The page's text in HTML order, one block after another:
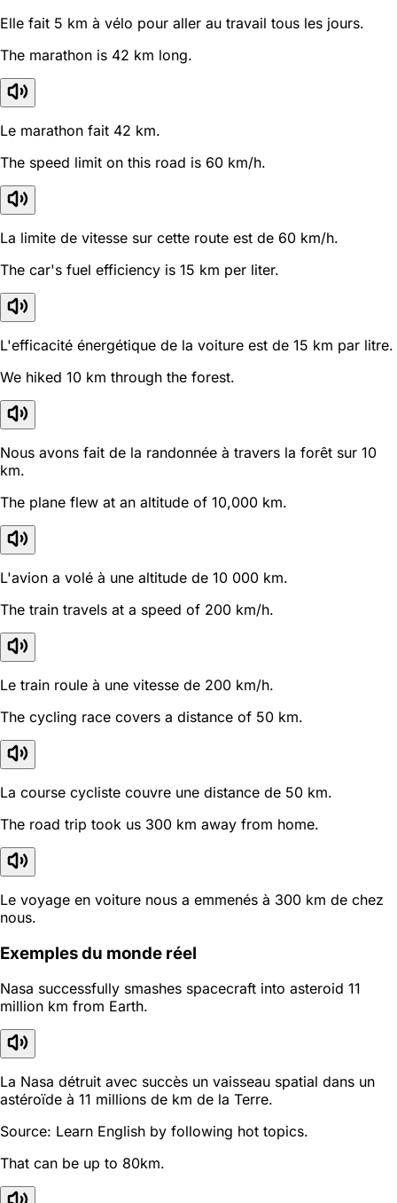
Elle fait 5 km à vélo pour aller au travail tous les jours.
The marathon is 42 km long.
Le marathon fait 42 km.
The speed limit on this road is 60 km/h.
La limite de vitesse sur cette route est de 60 km/h.
The car's fuel efficiency is 15 km per liter.
L'efficacité énergétique de la voiture est de 15 km par litre.
We hiked 10 km through the forest.
Nous avons fait de la randonnée à travers la forêt sur 10
km.
The plane flew at an altitude of 10,000 km.
L'avion a volé à une altitude de 10 000 km.
The train travels at a speed of 200 km/h.
Le train roule à une vitesse de 200 km/h.
The cycling race covers a distance of 50 km.
La course cycliste couvre une distance de 50 km.
The road trip took us 300 km away from home.
Le voyage en voiture nous a emmenés à 300 km de chez
nous.
Exemples du monde réel
Nasa successfully smashes spacecraft into asteroid 11
million km from Earth.
La Nasa détruit avec succès un vaisseau spatial dans un
astéroïde à 11 millions de km de la Terre.
Source: Learn English by following hot topics.
That can be up to 80km.